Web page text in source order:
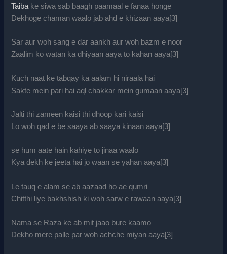
Taiba ke siwa sab baagh paamaal e fanaa honge
Dekhoge chaman waalo jab ahd e khizaan aaya[3]
Sar aur woh sang e dar aankh aur woh bazm e noor
Zaalim ko watan ka dhiyaan aaya to kahan aaya[3]
Kuch naat ke tabqay ka aalam hi niraala hai
Sakte mein pari hai aql chakkar mein gumaan aaya[3]
Jalti thi zameen kaisi thi dhoop kari kaisi
Lo woh qad e be saaya ab saaya kinaan aaya[3]
se hum aate hain kahiye to jinaa waalo
Kya dekh ke jeeta hai jo waan se yahan aaya[3]
Le tauq e alam se ab aazaad ho ae qumri
Chitthi liye bakhshish ki woh sarw e rawaan aaya[3]
Nama se Raza ke ab mit jaao bure kaamo
Dekho mere palle par woh achche miyan aaya[3]